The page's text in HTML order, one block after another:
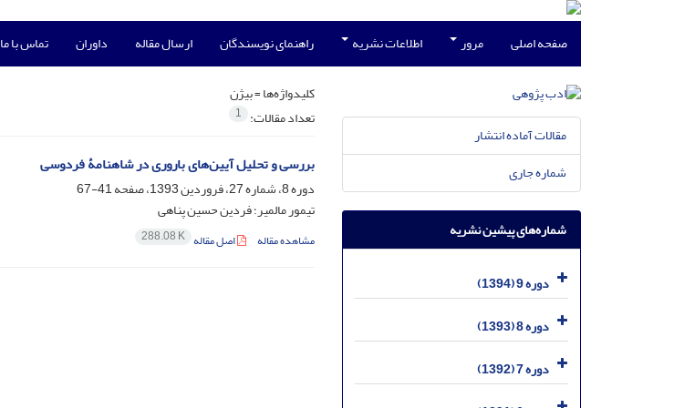
صفحه اصلی مرور اطلاعات نشریه راهنمای نویسندگان ارسال مقاله داوران تماس با ما
کلیدواژه‌ها =بیژن
تعداد مقالات: 1
بررسی و تحلیل آیین‌های باروری در شاهنامۀ فردوسی
دوره 8، شماره 27، فروردین 1393، صفحه
41-67
تیمور مالمیر؛ فردین حسین پناهی
مشاهده مقاله اصل مقاله 288.08 K
مقالات آماده انتشار
شماره جاری
شماره‌های پیشین نشریه
دوره 9 (1394)
دوره 8 (1393)
دوره 7 (1392)